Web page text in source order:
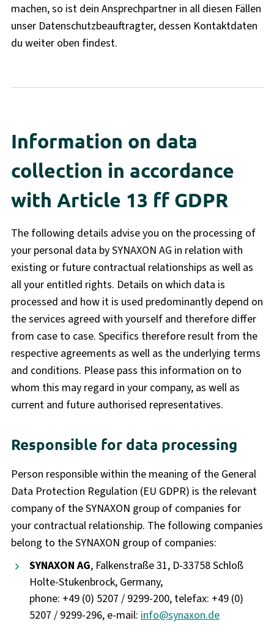
machen, so ist dein Ansprechpartner in all diesen Fällen
unser Datenschutzbeauftragter, dessen Kontaktdaten
du weiter oben findest.
Information on data
collection in accordance
with Article 13 ff GDPR
The following details advise you on the processing of
your personal data by SYNAXON AG in relation with
existing or future contractual relationships as well as
all your entitled rights. Details on which data is
processed and how it is used predominantly depend on
the services agreed with yourself and therefore differ
from case to case. Specifics therefore result from the
respective agreements as well as the underlying terms
and conditions. Please pass this information on to
whom this may regard in your company, as well as
current and future authorised representatives.
Responsible for data processing
Person responsible within the meaning of the General
Data Protection Regulation (EU GDPR) is the relevant
company of the SYNAXON group of companies for
your contractual relationship. The following companies
belong to the SYNAXON group of companies:
SYNAXON AG, Falkenstraße 31, D-33758 Schloß
Holte-Stukenbrock, Germany,
phone: +49 (0) 5207 / 9299-200, telefax: +49 (0)
5207 / 9299-296, e-mail: info@synaxon.de